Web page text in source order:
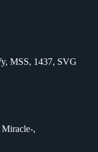
MSS, 1437, SVG
,